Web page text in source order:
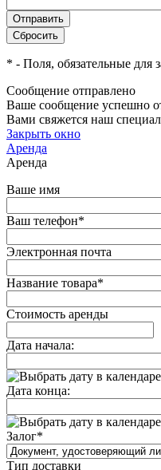
* - Поля, обязательные для
Сообщение отправлено
Ваше сообщение успешно
Вами свяжется наш
Закрыть окно
Аренда
Аренда
Ваше имя
Ваш телефон*
Электронная почта
Название товара*
Стоимость аренды
Дата начала:
Дата конца:
Залог*
Тип доставки